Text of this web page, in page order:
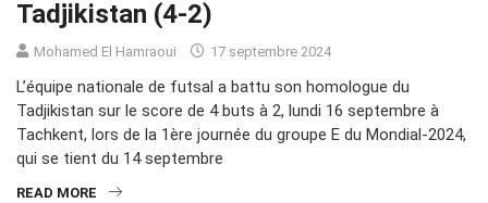
Tadjikistan (4-2)
Mohamed El Hamraoui 17 septembre 2024
L’équipe nationale de futsal a battu son homologue du
Tadjikistan sur le score de 4 buts à 2, lundi 16 septembre à
Tachkent, lors de la 1ère journée du groupe E du Mondial-2024,
qui se tient du 14 septembre
READ MORE